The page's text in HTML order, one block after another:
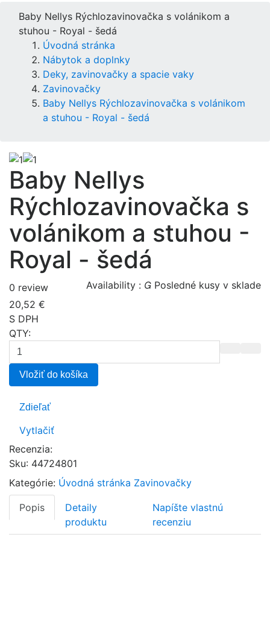
Baby Nellys Rýchlozavinovačka s volánikom a
stuhou - Royal - šedá
Úvodná stránka
Nábytok a doplnky
Deky, zavinovačky a spacie vaky
Zavinovačky
Baby Nellys Rýchlozavinovačka s volánikom
a stuhou - Royal - šedá
Baby Nellys
Rýchlozavinovačka s
volánikom a stuhou -
Royal - šedá
0 review Availability :  Posledné kusy v sklade
20,52 €
S DPH
QTY:
Vložiť do košíka
Zdieľať
Vytlačiť
Recenzia:
Sku: 44724801
Kategórie: Úvodná stránka Zavinovačky
Popis
Detaily
produktu
Napíšte vlastnú
recenziu